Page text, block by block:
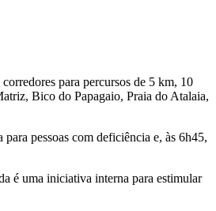
para percursos de 5 km, 10
Bico do Papagaio, Praia do Atalaia,
pessoas com deficiência e, às 6h45,
é uma iniciativa interna para estimular